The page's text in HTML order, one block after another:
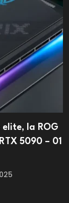
la ROG
5090 – 01